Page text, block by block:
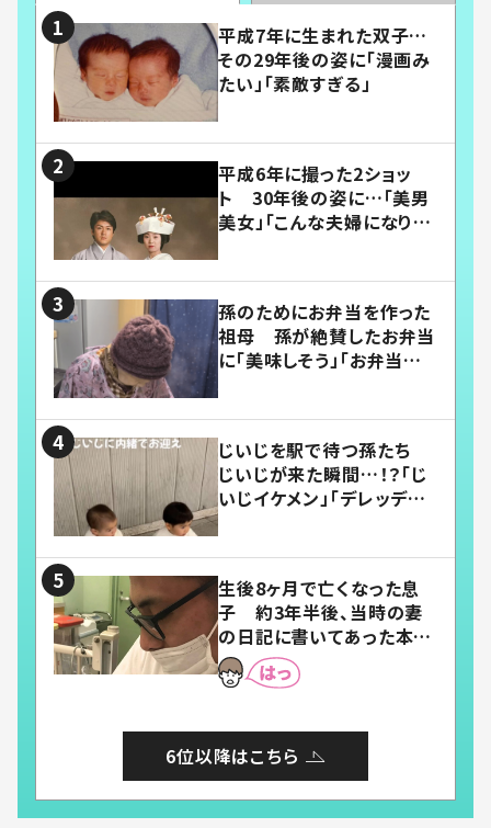
平成7年に生まれた双子…
その29年後の姿に「漫画み
たい」「素敵すぎる」
平成6年に撮った2ショッ
ト 30年後の姿に…「美男
美女」「こんな夫婦になりた
孫のためにお弁当を作った
祖母 孫が絶賛したお弁当
に「美味しそう」「お弁当すご
じいじを駅で待つ孫たち
じいじが来た瞬間…！？「じ
いじイケメン」「デレッデレ」
生後8ヶ月で亡くなった息
子 約3年半後、当時の妻
の日記に書いてあった本音
とは
6位以降はこちら